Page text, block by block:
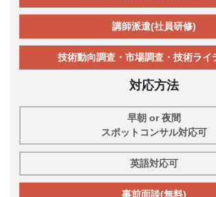
講師派遣(社員研修)
技術動向調査・市場調査・技術ライ
対応方法
早朝 or 夜間
スポットコンサル対応可
英語対応可
事前面談(無料)